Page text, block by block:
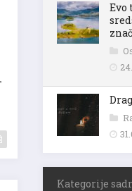
Evo
Kategorije